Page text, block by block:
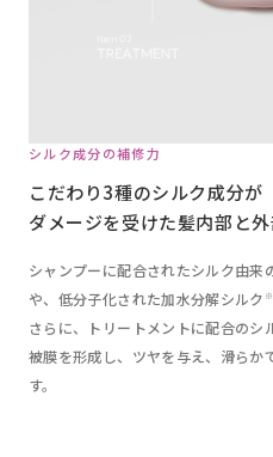
シルク成分の補修力
こだわり3種のシルク成分が
ダメージを受けた髪内部と
シャンプーに配合されたシルク由来
や、低分子化された加水分解シルク
さらに、トリートメントに配合のシ
被膜を形成し、ツヤを与え、滑らか
す。